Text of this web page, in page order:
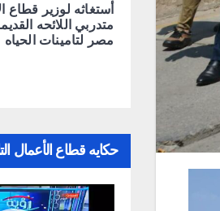
أستغاثه لوزير قطاع
متدربي اللائحه
مصر لتامينات الحياه
حكايه قطاع الأعمال
مشغل